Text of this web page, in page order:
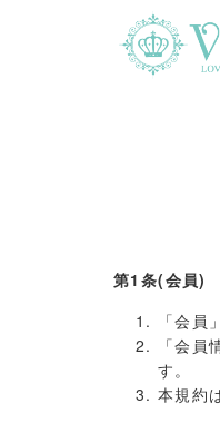
第1条(会員)
「会
「会
す。
本規約